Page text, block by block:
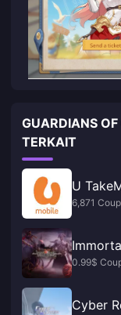
GUARDIANS
TERKAIT
U
6,871
0.99$
Cyber